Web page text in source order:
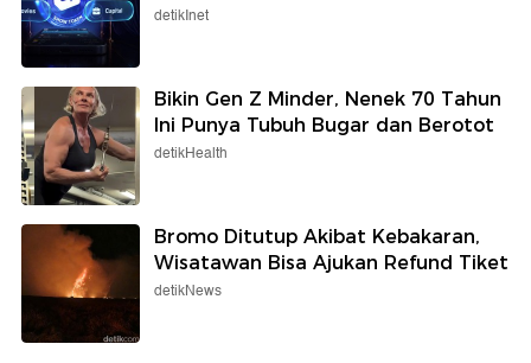
detikInet
Bikin Gen Z Minder, Nenek 70 Tahun
Ini Punya Tubuh Bugar dan Berotot
detikHealth
Bromo Ditutup Akibat Kebakaran,
Wisatawan Bisa Ajukan Refund Tiket
detikNews